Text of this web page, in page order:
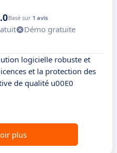
Basé sur 1 avis
Démo gratuite
logicielle robuste et
et la protection des
de qualité u00E0
plus